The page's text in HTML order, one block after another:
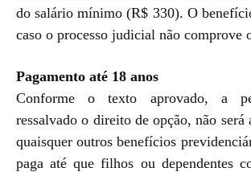
do salário mínimo (R$ 330). O
caso o processo judicial não comprove
Pagamento até 18 anos
Conforme o texto aprovado, a
ressalvado o direito de opção, não será
quaisquer outros benefícios
paga até que filhos ou dependentes